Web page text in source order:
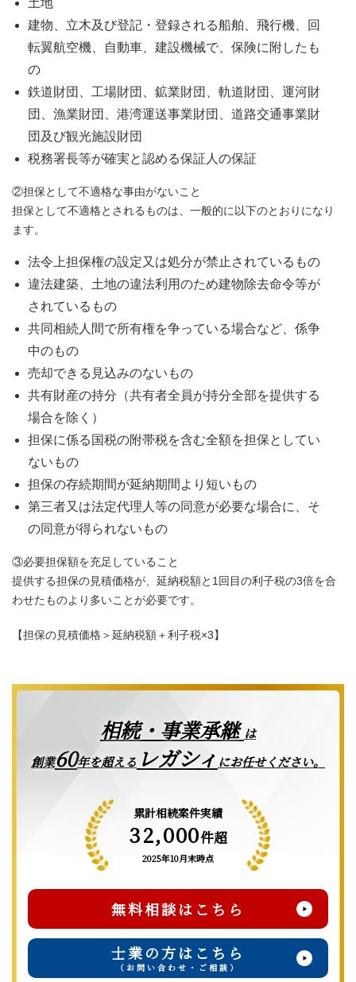
土地
建物、立木及び登記・登録される船舶、飛行機、回
転翼航空機、自動車、建設機械で、保険に附したも
の
鉄道財団、工場財団、鉱業財団、軌道財団、運河財
団、漁業財団、港湾運送事業財団、道路交通事業財
団及び観光施設財団
税務署長等が確実と認める保証人の保証
②担保として不適格な事由がないこと
担保として不適格とされるものは、一般的に以下のとおりになり
ます。
法令上担保権の設定又は処分が禁止されているもの
違法建築、土地の違法利用のため建物除去命令等が
されているもの
共同相続人間で所有権を争っている場合など、係争
中のもの
売却できる見込みのないもの
共有財産の持分（共有者全員が持分全部を提供する
場合を除く）
担保に係る国税の附帯税を含む全額を担保としてい
ないもの
担保の存続期間が延納期間より短いもの
第三者又は法定代理人等の同意が必要な場合に、そ
の同意が得られないもの
③必要担保額を充足していること
提供する担保の見積価格が、延納税額と1回目の利子税の3倍を合
わせたものより多いことが必要です。
【担保の見積価格＞延納税額＋利子税×3】
相続・事業承継は
創業60年を超える レガシィ にお任せください。
累計相続案件実績
32,000件超
2025年10月末時点
無料相談はこちら
士業の方はこちら
（お問い合わせ・ご相談）